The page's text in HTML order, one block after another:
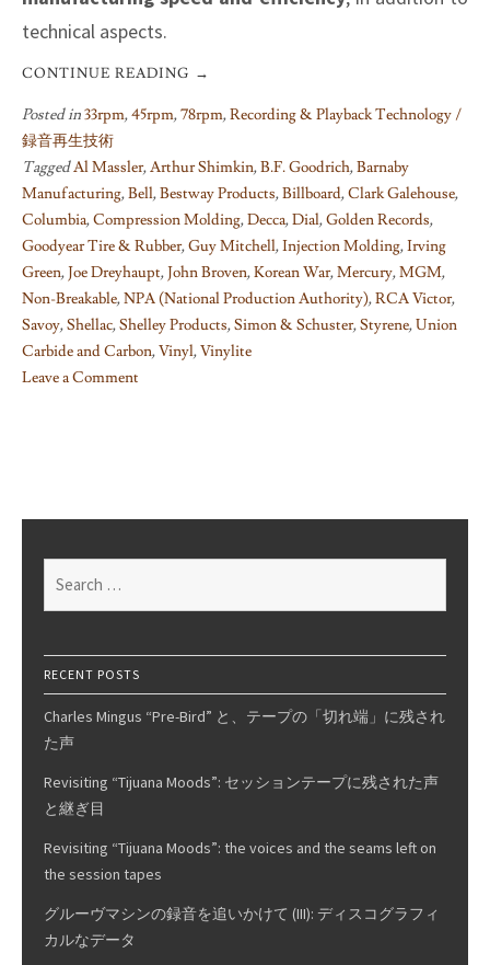
technical aspects.
CONTINUE READING →
Posted in33rpm,45rpm,78rpm,Recording & Playback Technology /
録音再生技術
TaggedAl Massler,Arthur Shimkin,B.F. Goodrich,Barnaby
Manufacturing,Bell,Bestway Products,Billboard,Clark Galehouse,
Columbia,Compression Molding,Decca,Dial,Golden Records,
Goodyear Tire & Rubber,Guy Mitchell,Injection Molding,Irving
Green,Joe Dreyhaupt,John Broven,Korean War,Mercury,MGM,
Non-Breakable,NPA (National Production Authority),RCA Victor,
Savoy,Shellac,Shelley Products,Simon & Schuster,Styrene,Union
Carbide and Carbon,Vinyl,Vinylite
Leave a Comment
RECENT POSTS
Charles Mingus “Pre-Bird” と、テープの「切れ端」に残され
た声
Revisiting “Tijuana Moods”: セッションテープに残された声
と継ぎ目
Revisiting “Tijuana Moods”: the voices and the seams left on
the session tapes
グルーヴマシンの録音を追いかけて (III): ディスコグラフィ
カルなデータ